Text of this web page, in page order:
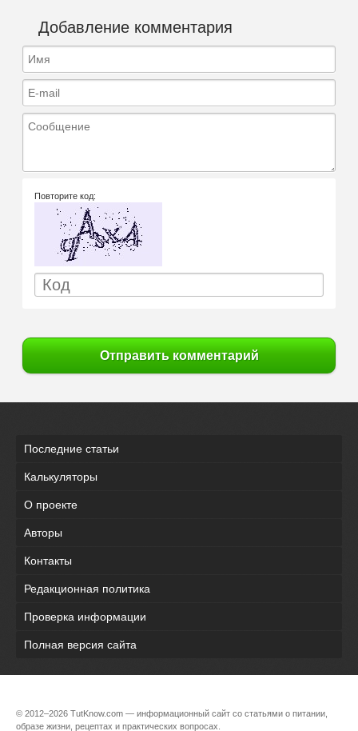
Добавление комментария
Имя
E-mail
Сообщение
Повторите код:
Отправить комментарий
Последние статьи
Калькуляторы
О проекте
Авторы
Контакты
Редакционная политика
Проверка информации
Полная версия сайта
© 2012–2026 TutKnow.com — информационный сайт со статьями о питании,
образе жизни, рецептах и практических вопросах.